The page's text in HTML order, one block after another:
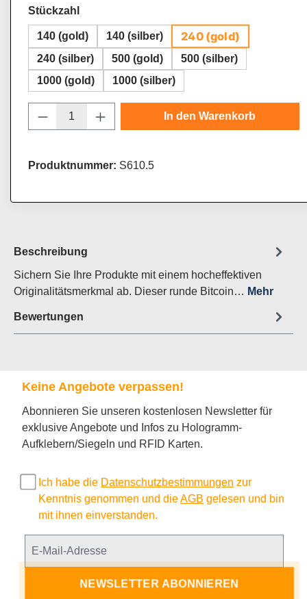
Stückzahl auswählen
140 (gold) 140 (silber) 240 (gold)
240 (silber) 500 (gold)
500 (silber)
1000 (gold)
1000 (silber)
Produkt Anzahl: Gib den gewünschten
In den Warenkorb
Produktnummer: S610.5
Beschreibung
Sichern Sie Ihre Produkte mit einem hocheffektiven
Originalitätsmerkmal ab. Dieser runde Bitcoin… Mehr
Bewertungen
Keine Angebote verpassen!
Abonnieren Sie unseren kostenlosen Newsletter für
exklusive Angebote und Infos zu Hologramm-
Aufklebern/Siegeln und RFID Karten.
Ich habe die Datenschutzbestimmungen zur
Kenntnis genommen und dieAGB gelesen und bin
mit ihnen einverstanden.
NEWSLETTER ABONNIEREN